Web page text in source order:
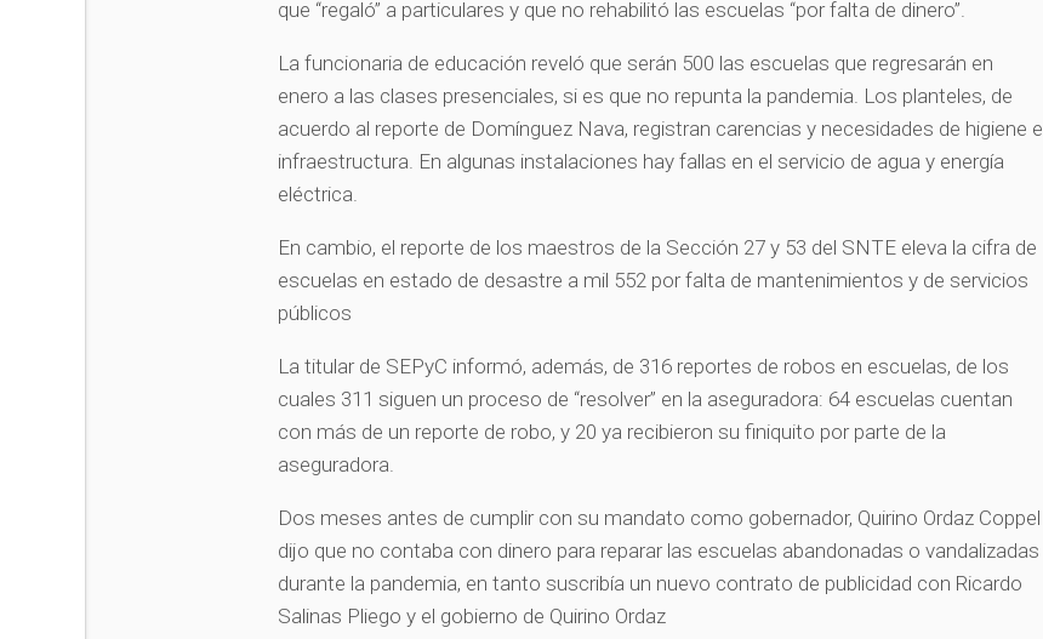
que “regaló” a particulares y que no rehabilitó las escuelas “por falta de dinero”.
La funcionaria de educación reveló que serán 500 las escuelas que regresarán en
enero a las clases presenciales, si es que no repunta la pandemia. Los planteles, de
acuerdo al reporte de Domínguez Nava, registran carencias y necesidades de higiene e
infraestructura. En algunas instalaciones hay fallas en el servicio de agua y energía
eléctrica.
En cambio, el reporte de los maestros de la Sección 27 y 53 del SNTE eleva la cifra de
escuelas en estado de desastre a mil 552 por falta de mantenimientos y de servicios
públicos
La titular de SEPyC informó, además, de 316 reportes de robos en escuelas, de los
cuales 311 siguen un proceso de “resolver” en la aseguradora: 64 escuelas cuentan
con más de un reporte de robo, y 20 ya recibieron su finiquito por parte de la
aseguradora.
Dos meses antes de cumplir con su mandato como gobernador, Quirino Ordaz Coppel
dijo que no contaba con dinero para reparar las escuelas abandonadas o vandalizadas
durante la pandemia, en tanto suscribía un nuevo contrato de publicidad con Ricardo
Salinas Pliego y el gobierno de Quirino Ordaz